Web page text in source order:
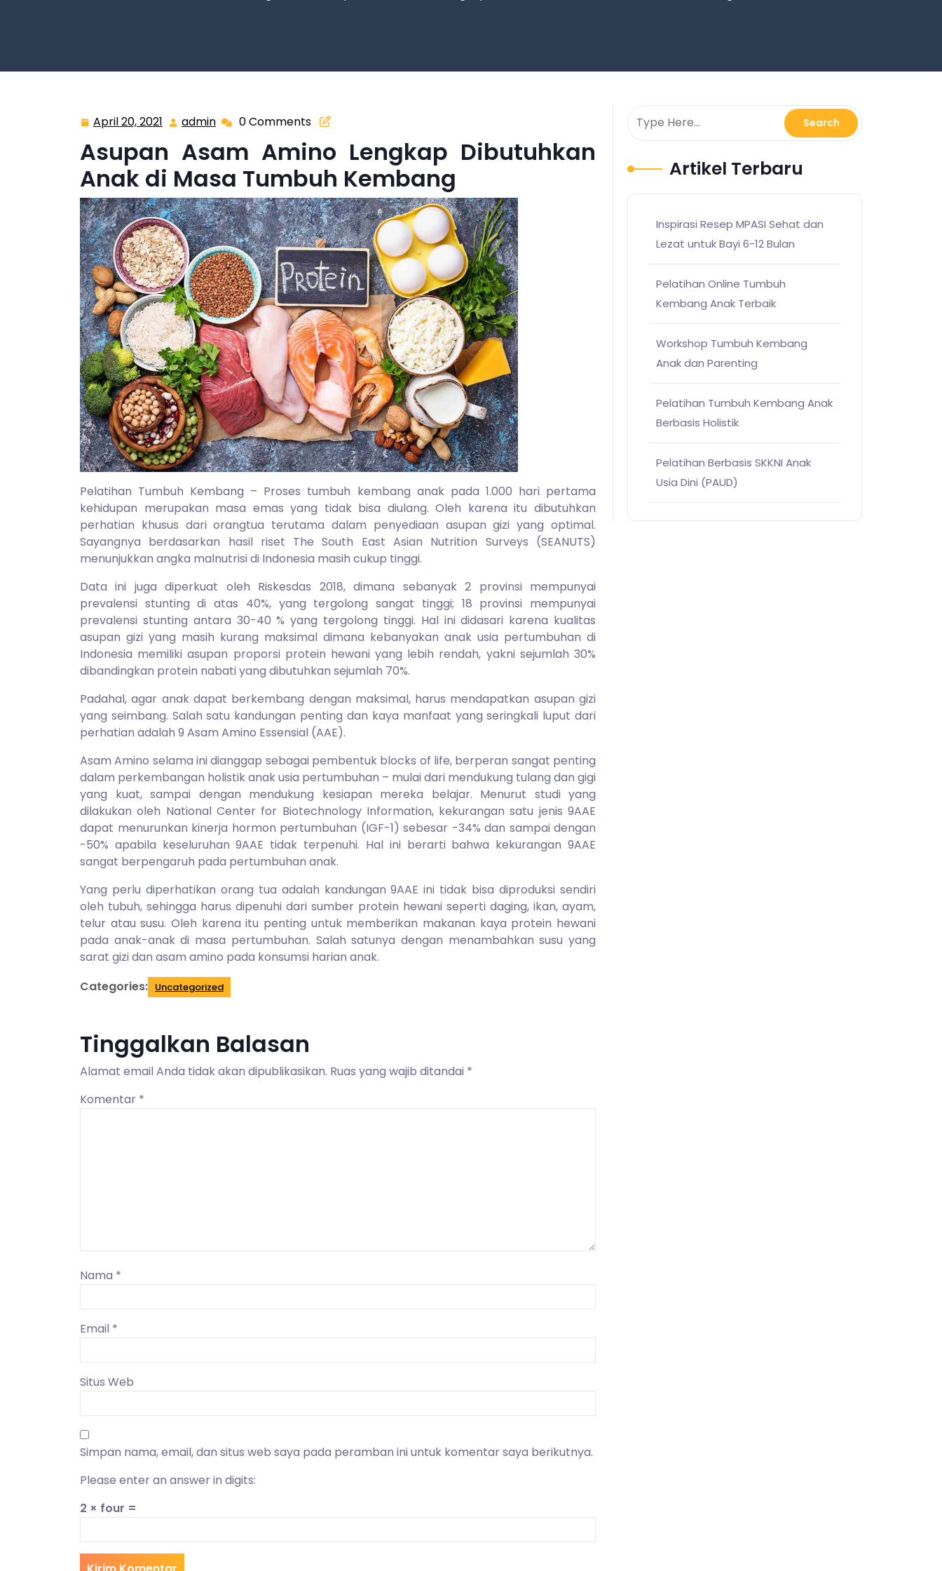
April 20, 2021 April
2021
admin admin0 Comments
Asupan Asam Amino Lengkap Dibutuhkan
Anak di Masa Tumbuh Kembang
Pelatihan Tumbuh Kembang – Proses tumbuh kembang anak pada 1.000 hari pertama
kehidupan merupakan masa emas yang tidak bisa diulang. Oleh karena itu dibutuhkan
perhatian khusus dari orangtua terutama dalam penyediaan asupan gizi yang optimal.
Sayangnya berdasarkan hasil riset The South East Asian Nutrition Surveys (SEANUTS)
menunjukkan angka malnutrisi di Indonesia masih cukup tinggi.
Data ini juga diperkuat oleh Riskesdas 2018, dimana sebanyak 2 provinsi mempunyai
prevalensi stunting di atas 40%, yang tergolong sangat tinggi; 18 provinsi mempunyai
prevalensi stunting antara 30-40 % yang tergolong tinggi. Hal ini didasari karena kualitas
asupan gizi yang masih kurang maksimal dimana kebanyakan anak usia pertumbuhan di
Indonesia memiliki asupan proporsi protein hewani yang lebih rendah, yakni sejumlah 30%
dibandingkan protein nabati yang dibutuhkan sejumlah 70%.
Padahal, agar anak dapat berkembang dengan maksimal, harus mendapatkan asupan gizi
yang seimbang. Salah satu kandungan penting dan kaya manfaat yang seringkali luput dari
perhatian adalah 9 Asam Amino Essensial (AAE).
Asam Amino selama ini dianggap sebagai pembentuk blocks of life, berperan sangat penting
dalam perkembangan holistik anak usia pertumbuhan – mulai dari mendukung tulang dan gigi
yang kuat, sampai dengan mendukung kesiapan mereka belajar. Menurut studi yang
dilakukan oleh National Center for Biotechnology Information, kekurangan satu jenis 9AAE
dapat menurunkan kinerja hormon pertumbuhan (IGF-1) sebesar -34% dan sampai dengan
-50% apabila keseluruhan 9AAE tidak terpenuhi. Hal ini berarti bahwa kekurangan 9AAE
sangat berpengaruh pada pertumbuhan anak.
Yang perlu diperhatikan orang tua adalah kandungan 9AAE ini tidak bisa diproduksi sendiri
oleh tubuh, sehingga harus dipenuhi dari sumber protein hewani seperti daging, ikan, ayam,
telur atau susu. Oleh karena itu penting untuk memberikan makanan kaya protein hewani
pada anak-anak di masa pertumbuhan. Salah satunya dengan menambahkan susu yang
sarat gizi dan asam amino pada konsumsi harian anak.
Categories: Uncategorized
Tinggalkan Balasan
Alamat email Anda tidak akan dipublikasikan. Ruas yang wajib ditandai *
Komentar *
Nama *
Email *
Situs Web
Simpan nama, email, dan situs web saya pada peramban ini untuk komentar saya berikutnya.
Please enter an answer in digits:
2 × four =
Artikel Terbaru
Inspirasi Resep MPASI Sehat dan
Lezat untuk Bayi 6-12 Bulan
Pelatihan Online Tumbuh
Kembang Anak Terbaik
Workshop Tumbuh Kembang
Anak dan Parenting
Pelatihan Tumbuh Kembang Anak
Berbasis Holistik
Pelatihan Berbasis SKKNI Anak
Usia Dini (PAUD)